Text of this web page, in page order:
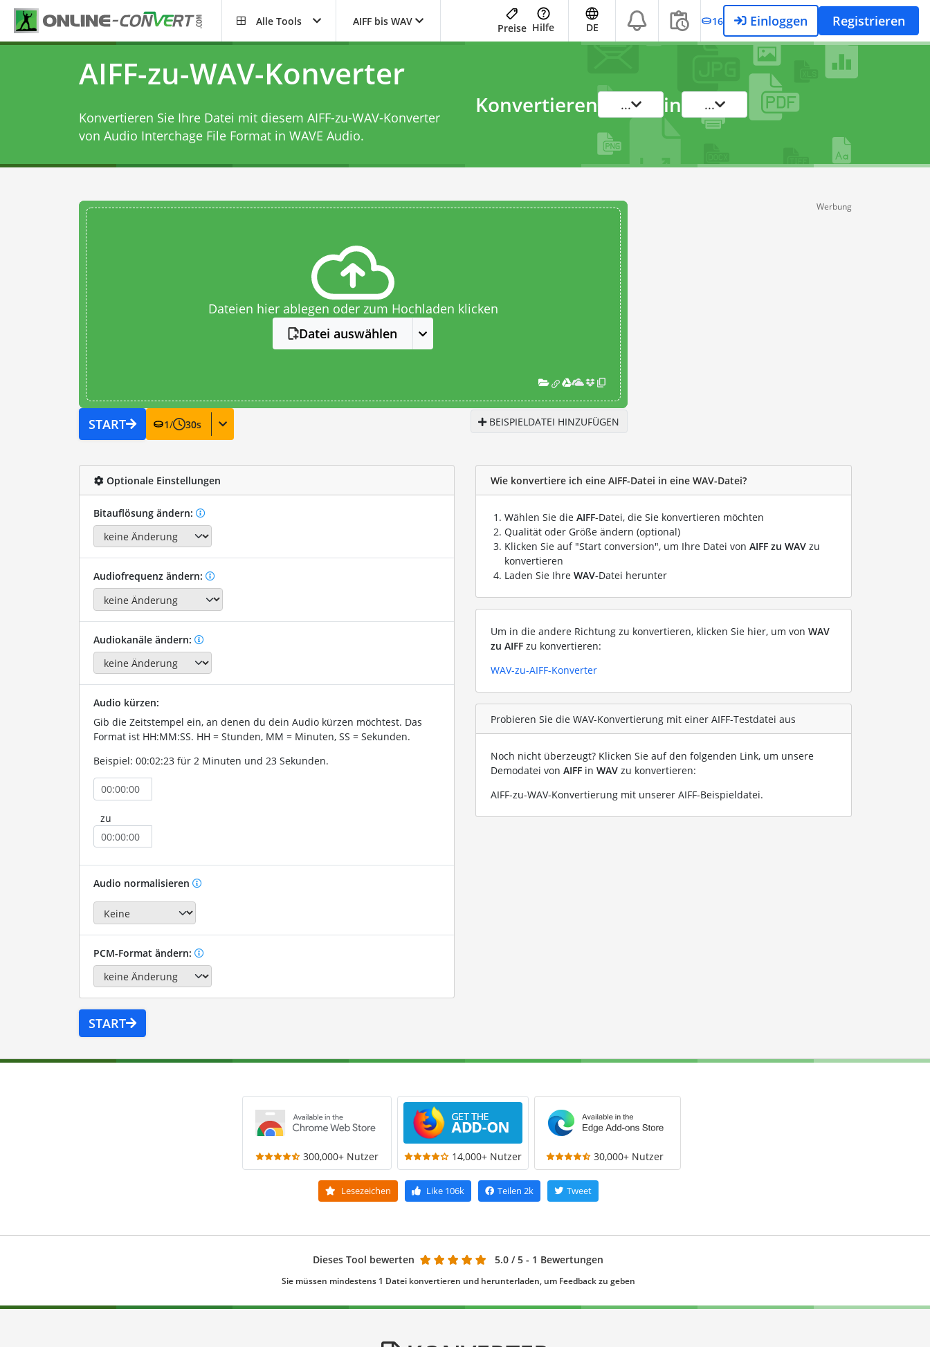
Alle Tools AIFF bis WAV
Preise Hilfe DE 16 Einloggen Registrieren
AIFF-zu-WAV-Konverter
Konvertieren Sie Ihre Datei mit diesem AIFF-zu-WAV-Konverter
von Audio Interchage File Format in WAVE Audio.
Konvertieren ... in ...
Dateien hier ablegen oder zum Hochladen klicken
Datei auswählen
START 1/ 30s BEISPIELDATEI HINZUFÜGEN
Werbung
Optionale Einstellungen
Bitauflösung ändern:
Audiofrequenz ändern:
Audiokanäle ändern:
Audio kürzen:
Gib die Zeitstempel ein, an denen du dein Audio kürzen möchtest. Das
Format ist HH:MM:SS. HH = Stunden, MM = Minuten, SS = Sekunden.
Beispiel: 00:02:23 für 2 Minuten und 23 Sekunden.
zu
Audio normalisieren
PCM-Format ändern:
START
Wie konvertiere ich eine AIFF-Datei in eine WAV-Datei?
Wählen Sie die AIFF-Datei, die Sie konvertieren möchten
Qualität oder Größe ändern (optional)
Klicken Sie auf "Start conversion", um Ihre Datei von AIFF zu WAV zu
konvertieren
Laden Sie Ihre WAV-Datei herunter
Um in die andere Richtung zu konvertieren, klicken Sie hier, um von WAV
zu AIFF zu konvertieren:
WAV-zu-AIFF-Konverter
Probieren Sie die WAV-Konvertierung mit einer AIFF-Testdatei aus
Noch nicht überzeugt? Klicken Sie auf den folgenden Link, um unsere
Demodatei von AIFF in WAV zu konvertieren:
AIFF-zu-WAV-Konvertierung mit unserer AIFF-Beispieldatei.
300,000+ Nutzer 14,000+ Nutzer 30,000+ Nutzer
Lesezeichen Like106k Teilen 2k Tweet
Dieses Tool bewerten 5.0 / 5 - 1 Bewertungen
Sie müssen mindestens 1 Datei konvertieren und herunterladen, um Feedback zu geben